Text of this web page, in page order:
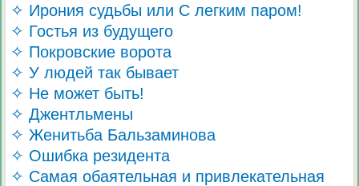
✧ Ирония судьбы или С легким паром!
✧ Гостья из будущего
✧ Покровские ворота
✧ У людей так бывает
✧ Не может быть!
✧ Джентльмены
✧ Женитьба Бальзаминова
✧ Ошибка резидента
✧ Самая обаятельная и привлекательная